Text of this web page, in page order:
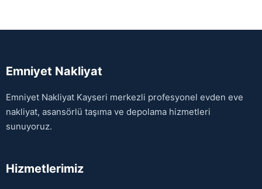
Emniyet Nakliyat
Emniyet Nakliyat Kayseri merkezli profesyonel evden eve
nakliyat, asansörlü taşıma ve depolama hizmetleri
sunuyoruz.
Hizmetlerimiz